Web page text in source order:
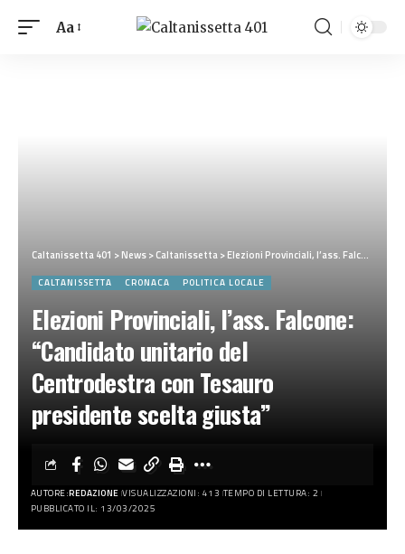
Aa
Caltanissetta 401 >News>Caltanissetta>Elezioni Provinciali, l’ass. Falcone: “Candidato unitario del Centrodestra con Tesauro presidente scelta giusta”
CALTANISSETTA CRONACA POLITICA LOCALE
Elezioni Provinciali, l’ass. Falcone:
“Candidato unitario del
Centrodestra con Tesauro
presidente scelta giusta”
AUTORE:REDAZIONE VISUALIZZAZIONI: 413 TEMPO DI LETTURA: 2
PUBBLICATO IL: 13/03/2025